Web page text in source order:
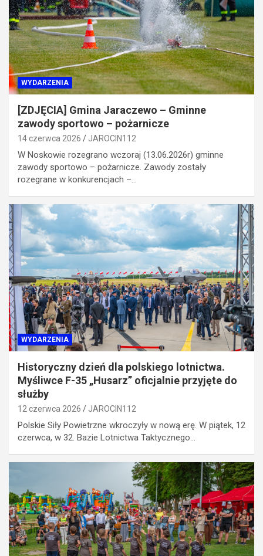
WYDARZENIA
[ZDJĘCIA] Gmina Jaraczewo – Gminne
zawody sportowo – pożarnicze
14 czerwca 2026 JAROCIN112
W Noskowie rozegrano wczoraj (13.06.2026r) gminne
zawody sportowo – pożarnicze. Zawody zostały
rozegrane w konkurencjach –…
WYDARZENIA
Historyczny dzień dla polskiego lotnictwa.
Myśliwce F-35 „Husarz” oficjalnie przyjęte do
służby
12 czerwca 2026 JAROCIN112
Polskie Siły Powietrzne wkroczyły w nową erę. W piątek, 12
czerwca, w 32. Bazie Lotnictwa Taktycznego…